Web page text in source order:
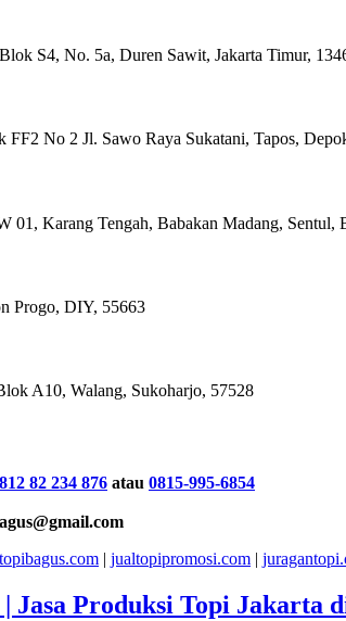
S4, No. 5a, Duren Sawit, Jakarta Timur,
FF2 No 2 Jl. Sawo Raya Sukatani, Tapos,
01, Karang Tengah, Babakan Madang, Sentul,
Progo, DIY, 55663
A10, Walang, Sukoharjo, 57528
82 234 876 atau 0815-995-6854
| jualtopipromosi.com |
| Jasa Produksi Topi Jakarta